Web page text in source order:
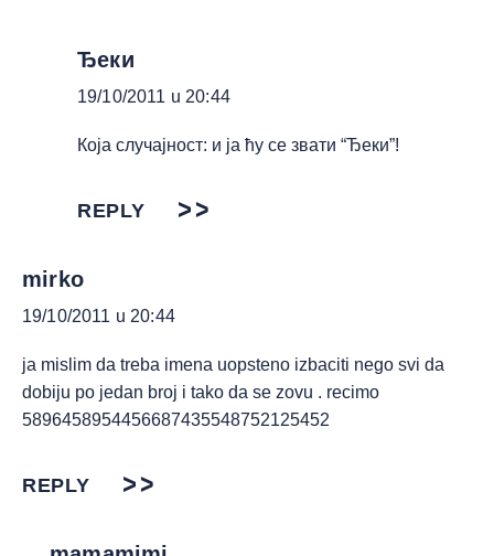
Ђеки
19/10/2011 u 20:44
Која случајност: и ја ћу се звати “Ђеки”!
REPLY
mirko
19/10/2011 u 20:44
ja mislim da treba imena uopsteno izbaciti nego svi da
dobiju po jedan broj i tako da se zovu . recimo
5896458954456687435548752125452
REPLY